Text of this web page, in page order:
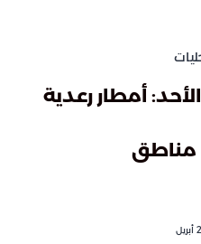
أمطار رعدية
مناطق